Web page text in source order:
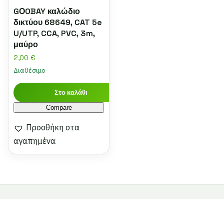
GΟOBAY καλώδιο
δικτύου 68649, CAT 5e
U/UTP, CCA, PVC, 3m,
μαύρο
2,00 €
Διαθέσιμο
Στο καλάθι
Compare
Προσθήκη στα
αγαπημένα